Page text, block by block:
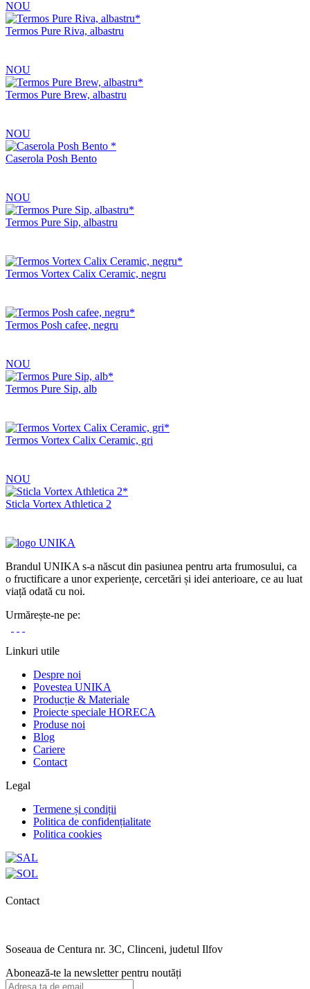
NOU
Termos Pure Riva, albastru
NOU
Termos Pure Brew, albastru
NOU
Caserola Posh Bento
NOU
Termos Pure Sip, albastru
Termos Vortex Calix Ceramic, negru
Termos Posh cafee, negru
NOU
Termos Pure Sip, alb
Termos Vortex Calix Ceramic, gri
NOU
Sticla Vortex Athletica 2
Brandul UNIKA s-a născut din pasiunea pentru arta frumosului, ca
o fructificare a unor experiențe, cercetări și idei anterioare, ce au luat
viață odată cu noi.
Urmărește-ne pe:
Linkuri utile
Despre noi
Povestea UNIKA
Producție & Materiale
Proiecte speciale HORECA
Produse noi
Blog
Cariere
Contact
Legal
Termene și condiții
Politica de confidențialitate
Politica cookies
Contact
Soseaua de Centura nr. 3C, Clinceni, judetul Ilfov
Abonează-te la newsletter pentru noutăți